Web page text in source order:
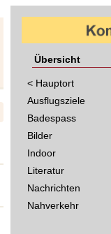
Übersicht
< Hauptort
Ausflugsziele
Badespass
Bilder
Indoor
Literatur
Nachrichten
Nahverkehr